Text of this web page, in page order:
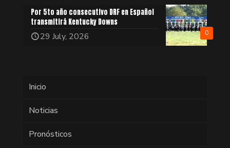
0
Por 5to año consecutivo DRF en Español
transmitirá Kentucky Downs
29 July, 2026
Inicio
Noticias
Pronósticos